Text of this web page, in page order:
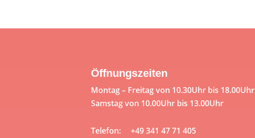
Öffnungszeiten
Montag – Freitag von 10.30Uhr bis 18.00Uhr
Samstag von 10.00Uhr bis 13.00Uhr
Telefon: +49 341 47 71 405